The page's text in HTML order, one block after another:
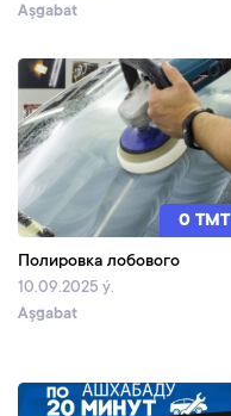
Aşgabat
0 TMT
Полировка лобового
10.09.2025 ý.
Aşgabat